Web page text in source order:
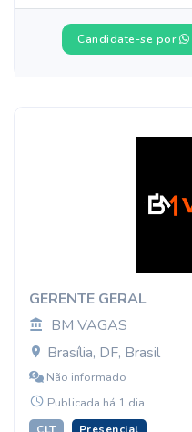
Candidate-se por
GERENTE GERAL
BM VAGAS
Brasília, DF, Brasil
Não informado
Publicada há 1 dia